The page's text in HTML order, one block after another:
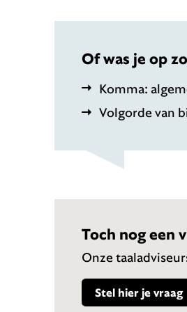
Of was je op
Komma:
Volgorde van
Toch nog een
Onze
Stel hier je vraag